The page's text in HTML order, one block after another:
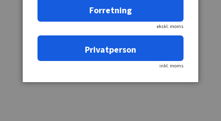
Forretning
ekskl. moms
Privatperson
inkl. moms